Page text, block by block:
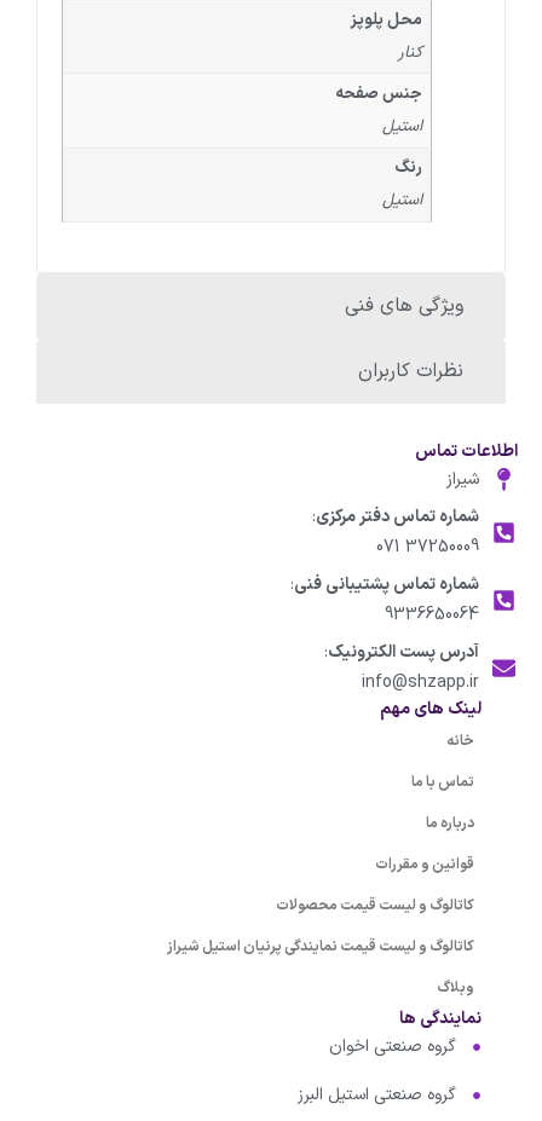
ویژگی های فنی
نظرات کاربران
محل پلوپز
کنار
جنس صفحه
استیل
رنگ
استیل
اطلاعات تماس
شیراز
شماره تماس دفتر مرکزی:
37250009 071
شماره تماس پشتیبانی فنی:
9336650064
آدرس پست الکترونیک:
info@shzapp.ir
لینک های مهم
خانه
تماس با ما
درباره ما
قوانین و مقررات
کاتالوگ و لیست قیمت محصولات
کاتالوگ و لیست قیمت نمایندگی پرنیان استیل شیراز
وبلاگ
نمایندگی ها
گروه صنعتی اخوان
گروه صنعتی استیل البرز